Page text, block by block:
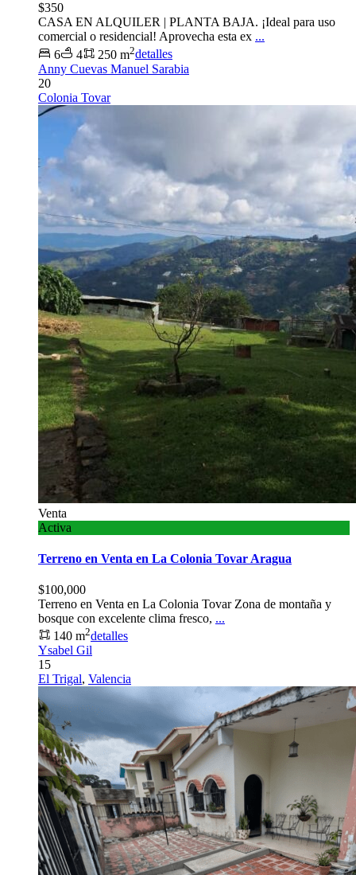
$350
CASA EN ALQUILER | PLANTA BAJA. ¡Ideal para uso
comercial o residencial! Aprovecha esta ex ...
6
4 250 m2detalles
Anny Cuevas Manuel Sarabia
20
Colonia Tovar
Venta
Activa
Terreno en Venta en La Colonia Tovar Aragua
$100,000
Terreno en Venta en La Colonia Tovar Zona de montaña y
bosque con excelente clima fresco, ...
140 m2detalles
Ysabel Gil
15
El Trigal, Valencia